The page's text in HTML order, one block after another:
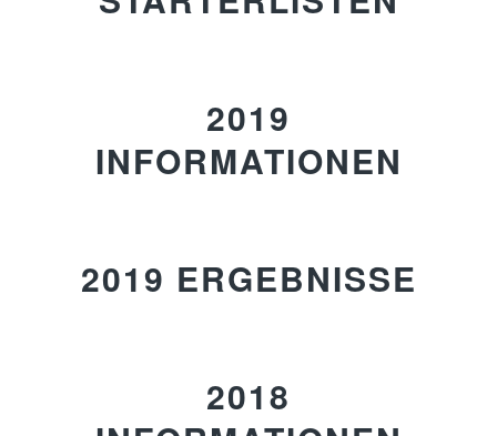
2019
INFORMATIONEN
2019 ERGEBNISSE
2018